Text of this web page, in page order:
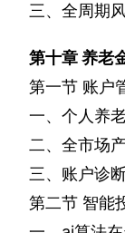
三、全周期
第十章养老
第一节 账户
一、个人养
二、全市场
三、账户诊
第二节 智能